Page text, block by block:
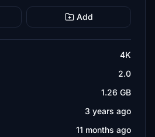
Add
4K
2.0
1.26 GB
3 years ago
11 months ago